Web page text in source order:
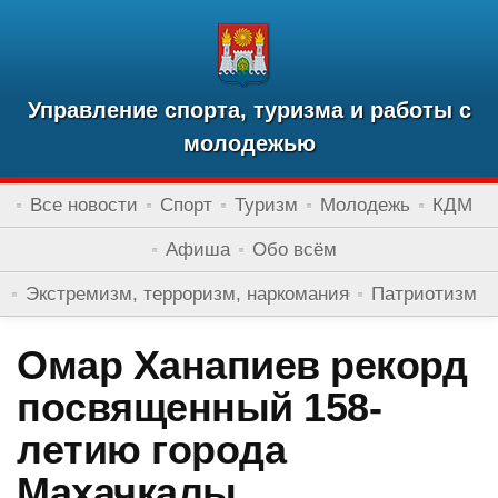
Управление спорта, туризма и работы с
молодежью
Все новости Спорт Туризм Молодежь КДМ
Афиша Обо всём
Экстремизм, терроризм, наркомания Патриотизм
Омар Ханапиев рекорд
посвященный 158-
летию города